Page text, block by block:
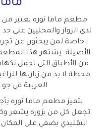
مطعم ماما نوره يعتبر
لدى الزوار والمحليين على
، خاصة لمن يبحثون عن
الأصيلة. يشتهر هذا
من الأطباق التي تحمل
محطة لا بد من زيارتها
العربية في
يتميز مطعم ماما نوره
تجعل كل من يزوره يشعر
التقليدي يضفي على